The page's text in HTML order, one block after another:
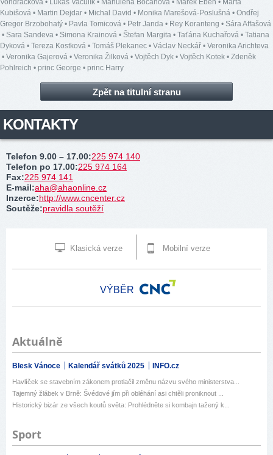
Vondráčková • Lukáš Vaculík • Mahulena Bočanová • Marek Eben • Marta
Kubišová • Martin Dejdar • Michal David • Monika Marešová-Poslušná • Ondřej
Gregor Brzobohatý • Pavla Tomicová • Petr Janda • Rey Koranteng • Sára Affašová
• Sara Sandeva • Simona Krainová • Štefan Margita • Taťána Kuchařová • Tatiana
Dyková • Tereza Kostková • Tomáš Plekanec • Václav Neckář • Veronika Arichteva
• Veronika Gajerová • Veronika Žilková • Vojtěch Dyk • Vojtěch Kotek • Zdeněk
Pohlreich • princ George • princ Harry
Zpět na titulní stranu
KONTAKTY
Telefon 9.00 – 17.00:225 974 140
Telefon po 17.00:225 974 164
Fax:225 974 141
E-mail:aha@ahaonline.cz
Inzerce:http://www.cncenter.cz
Soutěže:pravidla soutěží
Klasická verze Mobilní verze
VÝBĚR
Aktuálně
Blesk Vánoce Kalendář svátků 2025 INFO.cz
Havlíček se stavebním zákonem protlačil změnu názvu svého ministerstva...
Tajemný žlábek v Brně: Švédové jím při obléhání asi chtěli proniknout ...
Historický bizár ze všech koutů světa: Prohlédněte si kombajn tažený k...
Sport